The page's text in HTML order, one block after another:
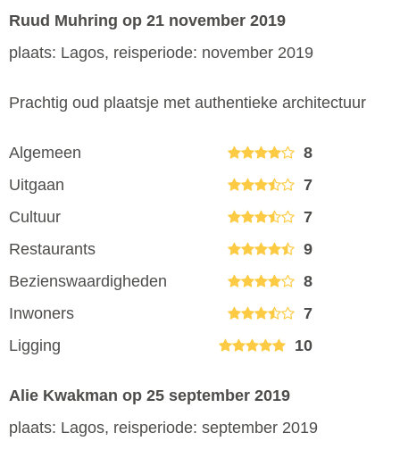
Ruud Muhring op 21 november 2019
plaats: Lagos, reisperiode: november 2019
Prachtig oud plaatsje met authentieke architectuur
Algemeen
8
Uitgaan
7
Cultuur
7
Restaurants
9
Bezienswaardigheden
8
Inwoners
7
Ligging
10
Alie Kwakman op 25 september 2019
plaats: Lagos, reisperiode: september 2019